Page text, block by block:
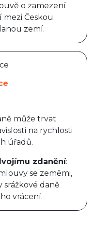
o zamezení
Českou
zemí.
může trvat
na rychlosti
úřadů.
zdanění:
se zeměmi,
srážkové daně
vrácení.